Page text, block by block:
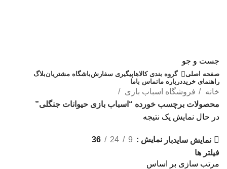
جست و جو
صفحه اصلی گروه بندی کالاهاپیگیری سفارشباشگاه مشتریانبلاگ
راهنمای خریددرباره ماتماس باما
خانه
فروشگاه اسباب بازی
محصولات برچسب خورده “اسباب بازی حیوانات جنگلی”
در حال نمایش یک نتیجه
نمایش سایدبار نمایش 9
24
36
فیلتر ها
مرتب سازی بر اساس